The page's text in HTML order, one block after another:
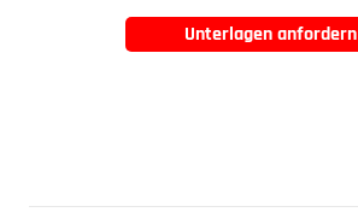
Unterlagen anfordern